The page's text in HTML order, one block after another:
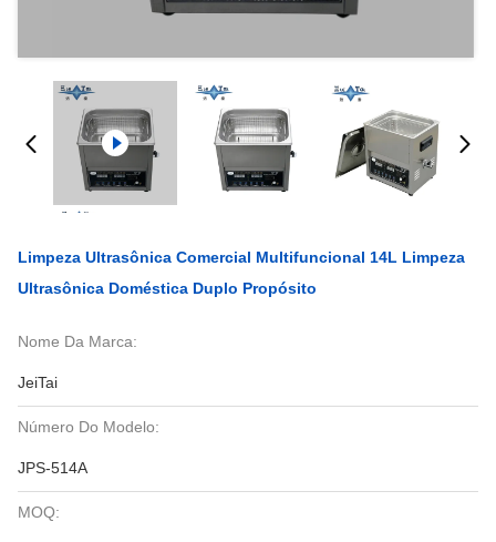
Limpeza Ultrasônica Comercial Multifuncional 14L Limpeza
Ultrasônica Doméstica Duplo Propósito
Nome Da Marca:
JeiTai
Número Do Modelo:
JPS-514A
MOQ: